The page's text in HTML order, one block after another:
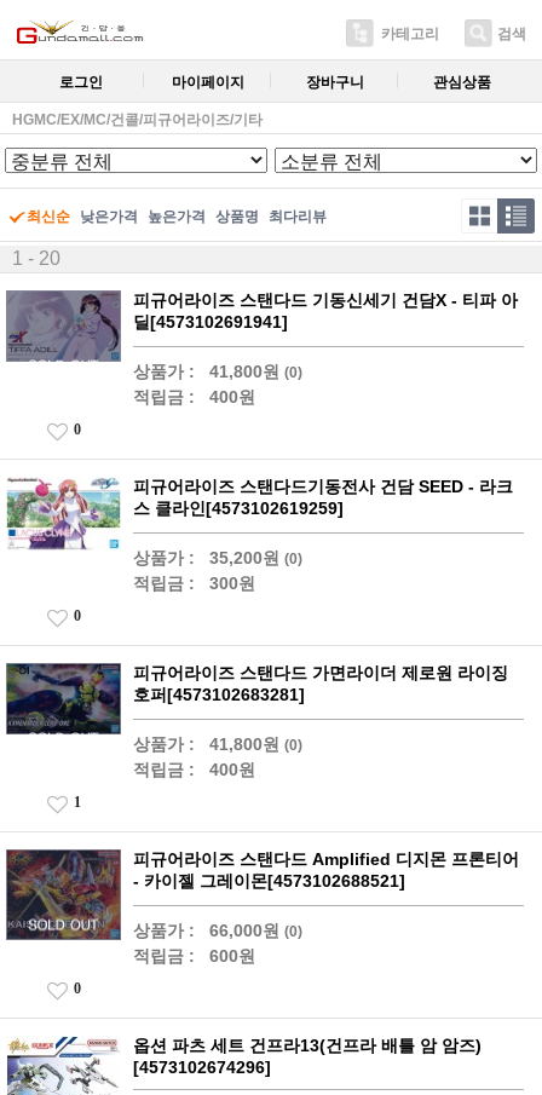
카테고리 검색
로그인 마이페이지 장바구니 관심상품
HGMC/EX/MC/건콜/피규어라이즈/기타
최신순 낮은가격 높은가격 상품명 최다리뷰
1 - 20
피규어라이즈 스탠다드 기동신세기 건담X - 티파 아
딜[4573102691941]
상품가 : 41,800원 (0)
적립금 : 400원
0
피규어라이즈 스탠다드기동전사 건담 SEED - 라크
스 클라인[4573102619259]
상품가 : 35,200원 (0)
적립금 : 300원
0
피규어라이즈 스탠다드 가면라이더 제로원 라이징
호퍼[4573102683281]
상품가 : 41,800원 (0)
적립금 : 400원
1
피규어라이즈 스탠다드 Amplified 디지몬 프론티어
- 카이젤 그레이몬[4573102688521]
상품가 : 66,000원 (0)
적립금 : 600원
0
옵션 파츠 세트 건프라13(건프라 배틀 암 암즈)
[4573102674296]